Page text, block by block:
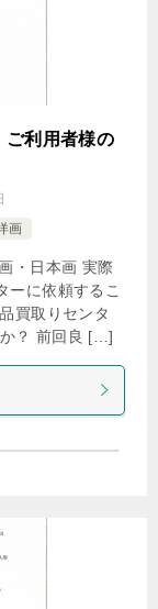
利用者様の
画
・日本画 実際
に依頼するこ
買取りセンタ
？ 前回良 […]